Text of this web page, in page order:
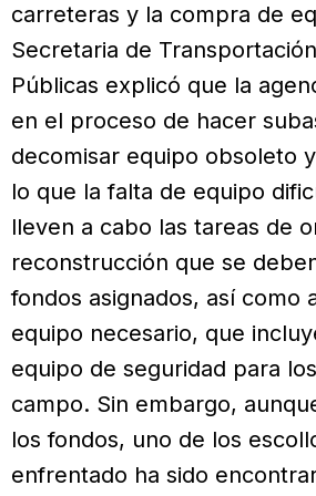
carreteras y la compra de
Secretaria de
Públicas explicó que la
en el proceso de hacer
decomisar equipo obsoleto
lo que la falta de equipo
lleven a cabo las tareas de
reconstrucción que se
fondos asignados, así como
equipo necesario, que
equipo de seguridad para
campo. Sin embargo,
los fondos, uno de los
enfrentado ha sido